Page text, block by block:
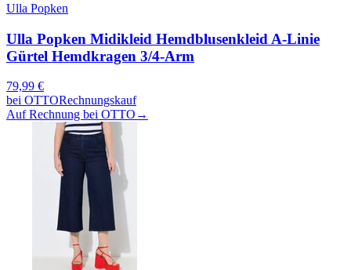
Ulla Popken
Ulla Popken Midikleid Hemdblusenkleid A-Linie
Gürtel Hemdkragen 3/4-Arm
79,99 €
bei OTTORechnungskauf
Auf Rechnung bei OTTO →